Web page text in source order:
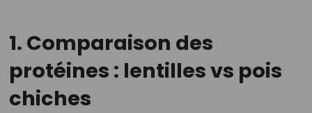
1. Comparaison des
protéines : lentilles vs pois
chiches